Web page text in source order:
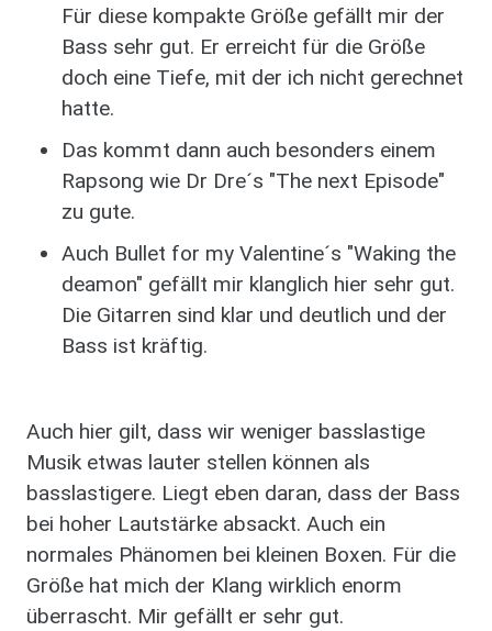
Für diese kompakte Größe gefällt mir der
Bass sehr gut. Er erreicht für die Größe
doch eine Tiefe, mit der ich nicht gerechnet
hatte.
Das kommt dann auch besonders einem
Rapsong wie Dr Dre´s "The next Episode"
zu gute.
Auch Bullet for my Valentine´s "Waking the
deamon" gefällt mir klanglich hier sehr gut.
Die Gitarren sind klar und deutlich und der
Bass ist kräftig.
Auch hier gilt, dass wir weniger basslastige
Musik etwas lauter stellen können als
basslastigere. Liegt eben daran, dass der Bass
bei hoher Lautstärke absackt. Auch ein
normales Phänomen bei kleinen Boxen. Für die
Größe hat mich der Klang wirklich enorm
überrascht. Mir gefällt er sehr gut.